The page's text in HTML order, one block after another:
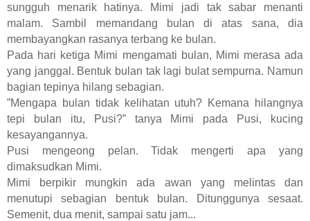
sungguh menarik hatinya. Mimi jadi tak sabar menanti
malam. Sambil memandang bulan di atas sana, dia
membayangkan rasanya terbang ke bulan.
Pada hari ketiga Mimi mengamati bulan, Mimi merasa ada
yang janggal. Bentuk bulan tak lagi bulat sempurna. Namun
bagian tepinya hilang sebagian.
”Mengapa bulan tidak kelihatan utuh? Kemana hilangnya
tepi bulan itu, Pusi?” tanya Mimi pada Pusi, kucing
kesayangannya.
Pusi mengeong pelan. Tidak mengerti apa yang
dimaksudkan Mimi.
Mimi berpikir mungkin ada awan yang melintas dan
menutupi sebagian bentuk bulan. Ditunggunya sesaat.
Semenit, dua menit, sampai satu jam...